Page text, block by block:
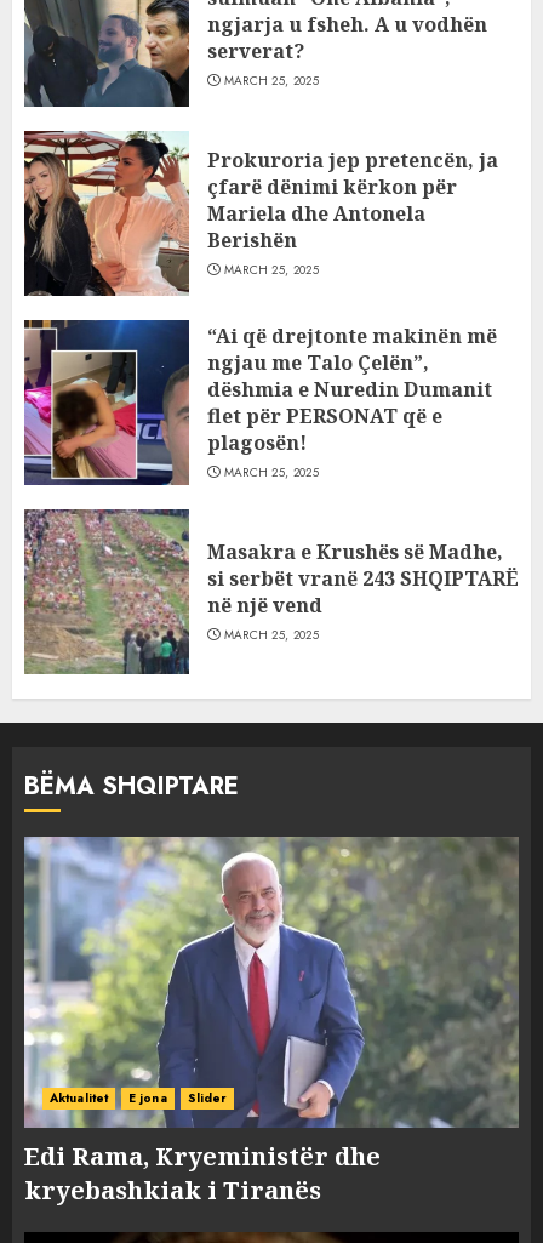
ngjarja u fsheh. A u vodhën
serverat?
MARCH 25, 2025
Prokuroria jep pretencën, ja
çfarë dënimi kërkon për
Mariela dhe Antonela
Berishën
MARCH 25, 2025
“Ai që drejtonte makinën më
ngjau me Talo Çelën”,
dëshmia e Nuredin Dumanit
flet për PERSONAT që e
plagosën!
MARCH 25, 2025
Masakra e Krushës së Madhe,
si serbët vranë 243 SHQIPTARË
në një vend
MARCH 25, 2025
BËMA SHQIPTARE
Aktualitet E jona Slider
Edi Rama, Kryeministër dhe
kryebashkiak i Tiranës